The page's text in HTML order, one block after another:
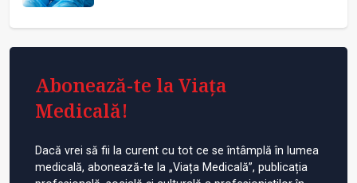
Abonează-te la Viața
Medicală!
Dacă vrei să fii la curent cu tot ce se întâmplă în lumea
medicală, abonează-te la „Viața Medicală”, publicația